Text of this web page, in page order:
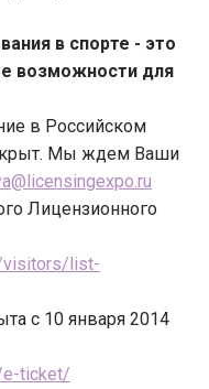
в спорте - это
возможности для
в Российском
Мы ждем Ваши
Лицензионного
visitors/list-
с 10 января 2014
e-ticket/